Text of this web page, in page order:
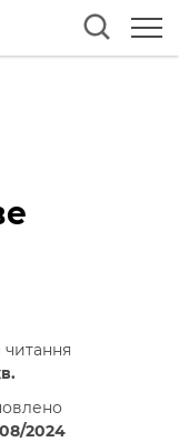
читання
2024